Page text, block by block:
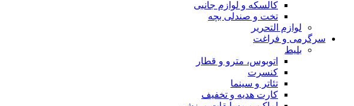
کالسکه و لوازم جانبی
تخت و صندلی بچه
لوازم التحریر
سرگرمی و فراغت
بلیط
اتوبوس، مترو و قطار
کنسرت
تئاتر و سینما
کارت هدیه و تخفیف